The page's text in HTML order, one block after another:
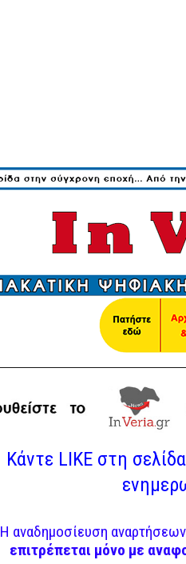
Κάντε LIKE στη
Η αναδημοσίευση
επιτρέπεται μόνο με